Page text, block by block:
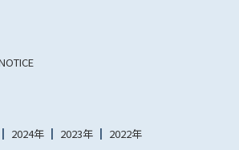
2024年 2023年 2022年